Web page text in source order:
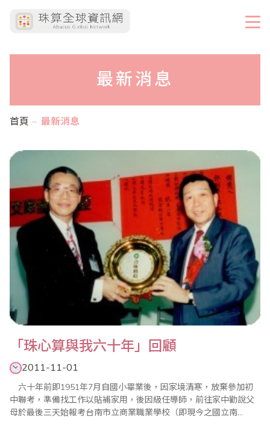
最新消息
首頁 最新消息
「珠心算與我六十年」回顧
2011-11-01
六十年前即1951年7月自國小畢業後，因家境清寒，放棄參加初
中聯考，準備找工作以貼補家用，後因級任導師，前往家中勸說父
母於最後三天始報考台南市立商業職業學校（即現今之國立南